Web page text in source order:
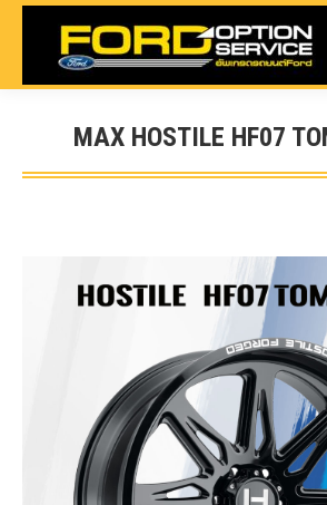
MAX HOSTILE HF07
You are